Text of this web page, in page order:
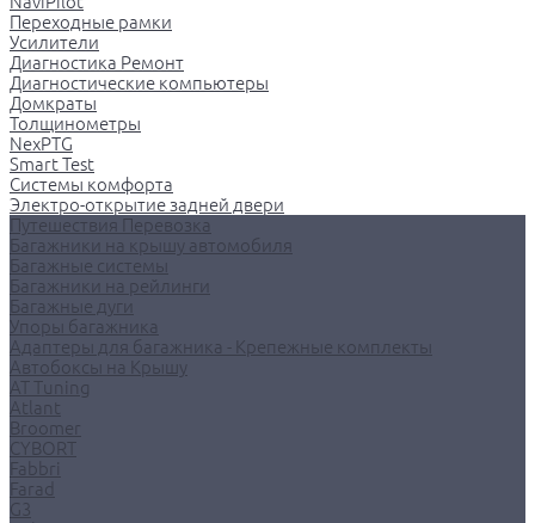
Переходные рамки
Усилители
Диагностика Ремонт
Диагностические компьютеры
Домкраты
Толщинометры
NexPTG
Smart Test
Системы комфорта
Электро-открытие задней двери
Путешествия Перевозка
Багажники на крышу автомобиля
Багажные системы
Багажники на рейлинги
Багажные дуги
Упоры багажника
Адаптеры для багажника - Крепежные комплекты
Автобоксы на Крышу
AT Tuning
Atlant
Broomer
CYBORT
Fabbri
Farad
G3